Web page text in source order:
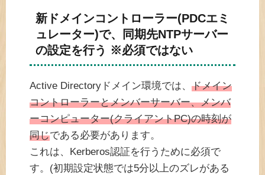
新ドメインコントローラー(PDCエミ
ュレーター)で、同期先NTPサーバー
の設定を行う ※必須ではない
Active Directoryドメイン環境では、 ドメイン
コントローラーとメンバーサーバー、メンバ
ーコンピューター(クライアントPC)の時刻が
同じである必要があります。
これは、Kerberos認証を行うために必須で
す。(初期設定状態では5分以上のズレがある